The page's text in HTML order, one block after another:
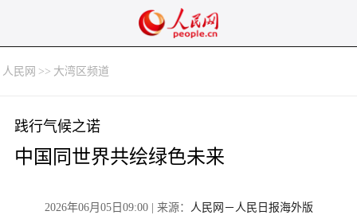
人民网 >> 大湾区频道
践行气候之诺
中国同世界共绘绿色未来
2026年06月05日09:00| 来源： 人民网－人民日报海外版